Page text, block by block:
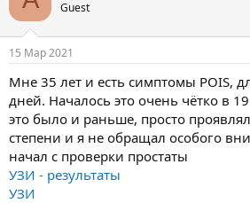
Guest
15 Мар 2021
Мне 35 лет и есть симптомы POIS,
дней. Началось это очень чётко в
это было и раньше, просто
степени и я не обращал особого
начал с проверки простаты
УЗИ - результаты
УЗИ